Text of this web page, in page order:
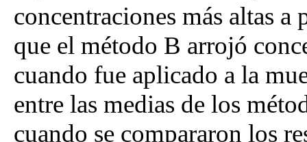
concentraciones más altas
que el método B arrojó
cuando fue aplicado a la
entre las medias de los
cuando se compararon los